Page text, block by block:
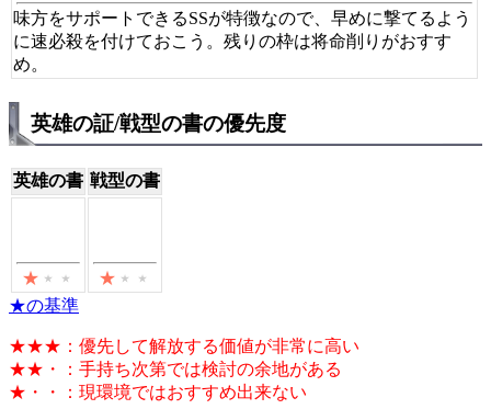
味方をサポートできるSSが特徴なので、早めに撃てるよう
に速必殺を付けておこう。残りの枠は将命削りがおすす
め。
英雄の証/戦型の書の優先度
英雄の書 戦型の書
★の基準
★★★：優先して解放する価値が非常に高い
★★・：手持ち次第では検討の余地がある
★・・：現環境ではおすすめ出来ない